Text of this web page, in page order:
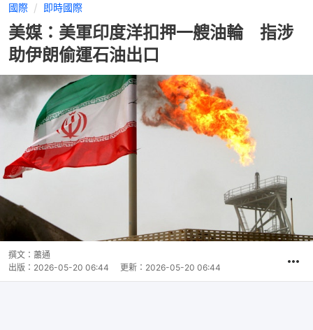
國際 即時國際
美媒：美軍印度洋扣押一艘油輪 指涉
助伊朗偷運石油出口
撰文： 蕭通
出版： 2026-05-20 06:44 更新： 2026-05-20 06:44